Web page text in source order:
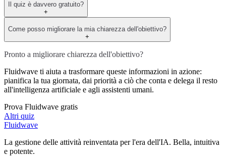
Il quiz è davvero gratuito?
+
Come posso migliorare la mia chiarezza dell'obiettivo?
+
Pronto a migliorare chiarezza dell'obiettivo?
Fluidwave ti aiuta a trasformare queste informazioni in azione:
pianifica la tua giornata, dai priorità a ciò che conta e delega il resto
all'intelligenza artificiale e agli assistenti umani.
Prova Fluidwave gratis
Altri quiz
Fluidwave
La gestione delle attività reinventata per l'era dell'IA. Bella, intuitiva
e potente.